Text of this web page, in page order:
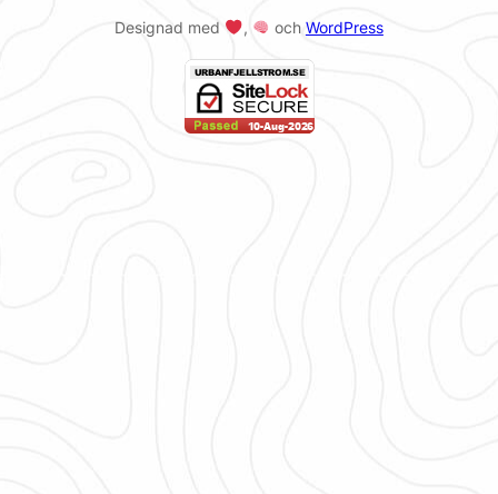
Designad med , och WordPress